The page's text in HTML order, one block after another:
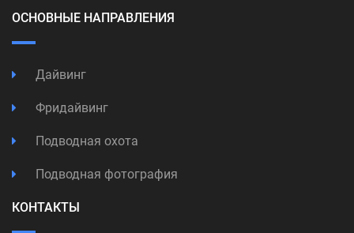
ОСНОВНЫЕ НАПРАВЛЕНИЯ
Дайвинг
Фридайвинг
Подводная охота
Подводная фотография
КОНТАКТЫ